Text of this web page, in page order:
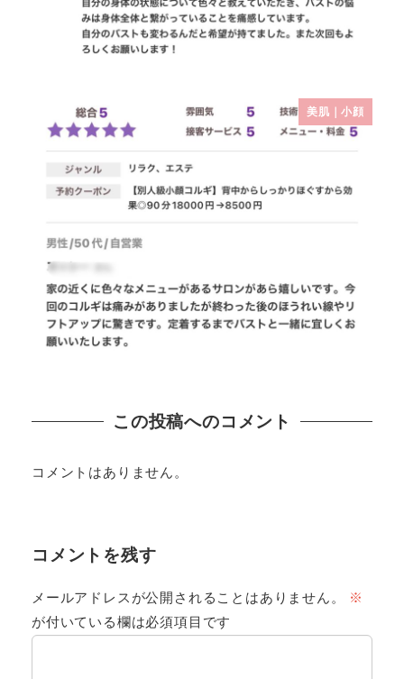
美肌｜小顔
この投稿へのコメント
コメントはありません。
コメントを残す
メールアドレスが公開されることはありません。
※
が付いている欄は必須項目です